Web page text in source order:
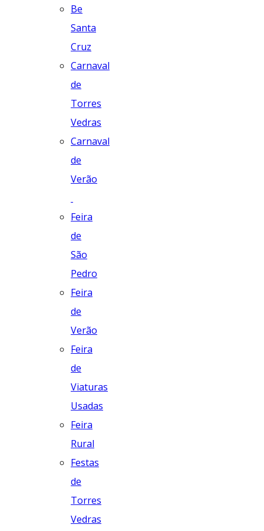
Be
Santa
Cruz
Carnaval
de
Torres
Vedras
Carnaval
de
Verão
Feira
de
São
Pedro
Feira
de
Verão
Feira
de
Viaturas
Usadas
Feira
Rural
Festas
de
Torres
Vedras